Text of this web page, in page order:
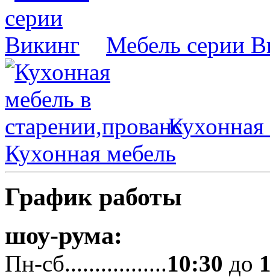
Мебель серии
Кухонная
Кухонная мебель
График работы
шоу-рума:
Пн-сб.................10:30 до